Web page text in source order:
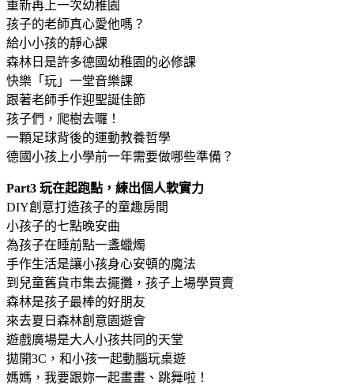
重新再上一次幼稚園
孩子的老師真心愛他嗎？
給小小孩的靜心課
森林日是許多德國幼稚園的必修課
快樂「玩」一堂音樂課
跟著老師手作迎聖誕佳節
孩子們，爬樹去囉！
一顆足球背後的運動教養哲學
德國小孩上小學前一年需要做哪些準備？
Part3 玩在起跑點，練出個人軟實力
DIY創意打造孩子的童趣房間
小孩子的七點晚安曲
為孩子在睡前點一盞蠟燭
手作生活是讓小孩身心安頓的魔法
到兒童舊貨市集去擺攤，孩子上場學買賣
森林是孩子最棒的好朋友
來去夏日森林創意園遊會
遊戲廣場是大人小孩共同的天堂
拋開3C，和小孩一起動腦玩桌遊
媽媽，我要跟妳一起畫畫、跳舞啦！